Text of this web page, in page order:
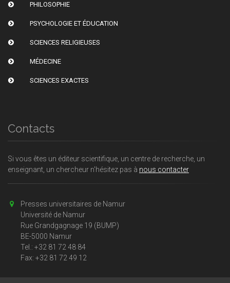
PHILOSOPHIE
PSYCHOLOGIE ET ÉDUCATION
SCIENCES RELIGIEUSES
MÉDECINE
SCIENCES EXACTES
Contacts
Si vous êtes un éditeur scientifique, un centre de recherche, un
enseignant, un chercheur n'hésitez pas à nous contacter
Presses universitaires de Namur
Université de Namur
Rue Grandgagnage 19 (BUMP)
BE-5000 Namur
Tel.: +32 81 72 48 84
Fax: +32 81 72 49 12